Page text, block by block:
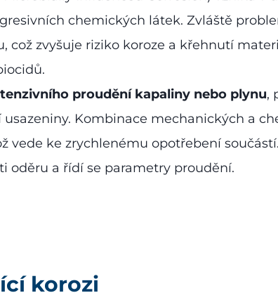
chemických látek. Zvláště
což zvyšuje riziko koroze a křehnutí
proudění kapaliny nebo plynu,
Kombinace mechanických a
vede ke zrychlenému opotřebení
oděru a řídí se parametry proudění.
korozi